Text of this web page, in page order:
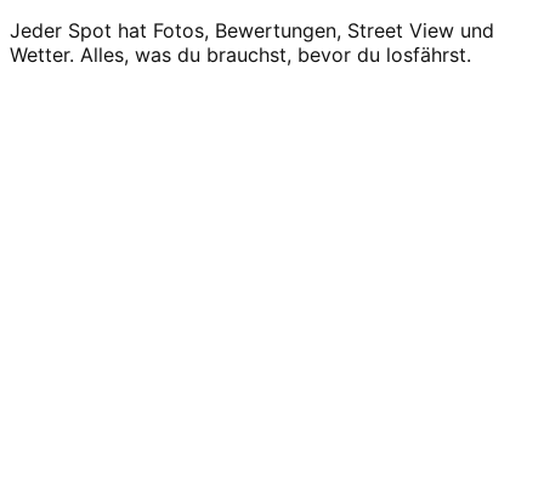
Jeder Spot hat Fotos, Bewertungen, Street View und
Wetter. Alles, was du brauchst, bevor du losfährst.